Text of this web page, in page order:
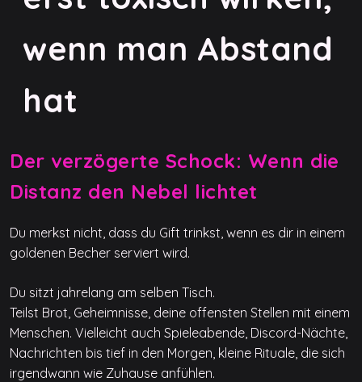
wenn man Abstand
hat
Der verzögerte Schock: Wenn die
Distanz den Nebel lichtet
Du merkst nicht, dass du Gift trinkst, wenn es dir in einem
goldenen Becher serviert wird.
Du sitzt jahrelang am selben Tisch.
Teilst Brot, Geheimnisse, deine offensten Stellen mit einem
Menschen. Vielleicht auch Spieleabende, Discord-Nächte,
Nachrichten bis tief in den Morgen, kleine Rituale, die sich
irgendwann wie Zuhause anfühlen.